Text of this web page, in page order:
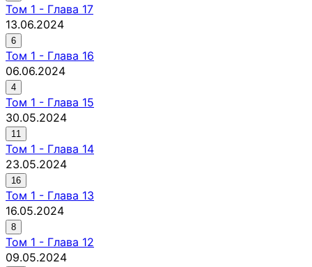
Том 1 - Глава 17
13.06.2024
6
Том 1 - Глава 16
06.06.2024
4
Том 1 - Глава 15
30.05.2024
11
Том 1 - Глава 14
23.05.2024
16
Том 1 - Глава 13
16.05.2024
8
Том 1 - Глава 12
09.05.2024